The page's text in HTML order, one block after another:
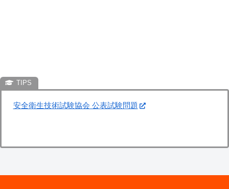
安全衛生技術試験協会 公表試験問題